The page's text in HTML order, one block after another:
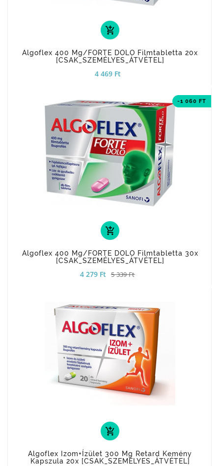
add_shopping_cart
Algoflex 400 Mg/FORTE DOLO Filmtabletta 20x
[CSAK_SZEMÉLYES_ÁTVÉTEL]
4 469 Ft
-1 060 FT
add_shopping_cart
Algoflex 400 Mg/FORTE DOLO Filmtabletta 30x
[CSAK_SZEMÉLYES_ÁTVÉTEL]
4 279 Ft 5 339 Ft
add_shopping_cart
Algoflex Izom+ízület 300 Mg Retard Kemény
Kapszula 20x [CSAK_SZEMÉLYES_ÁTVÉTEL]